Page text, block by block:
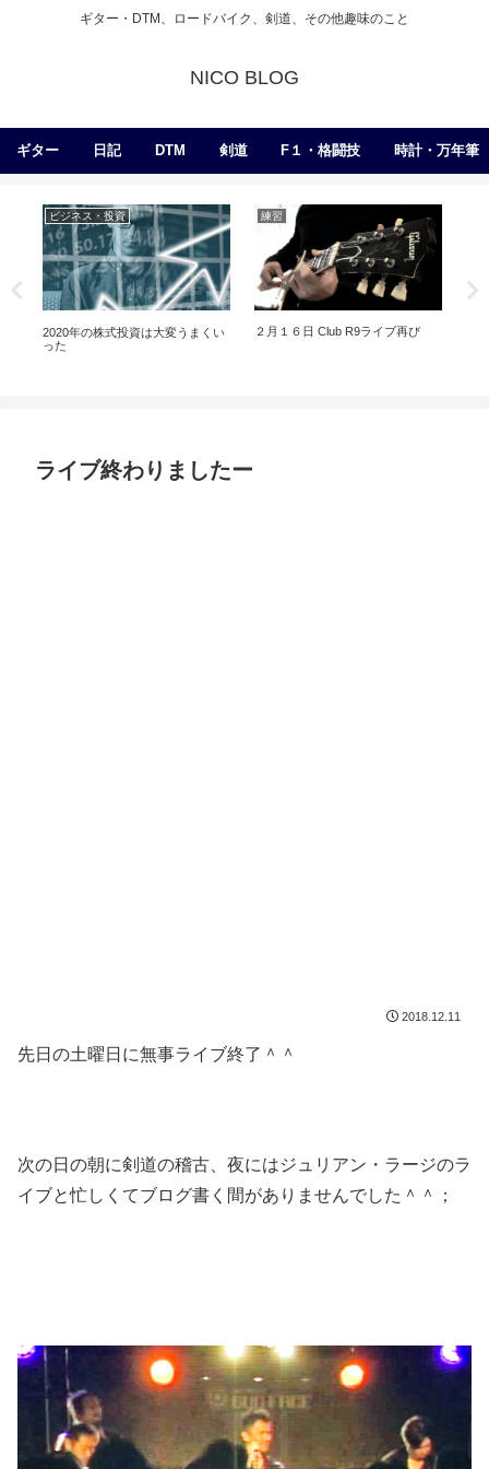
ギター・DTM、ロードバイク、剣道、その他趣味のこと
NICO BLOG
ギター 日記 DTM 剣道 F１・格闘技 時計・万年筆
ビジネス・投資
2020年の株式投資は大変うまくい
った
練習
２月１６日 Club R9ライブ再び
ライブ終わりましたー
2018.12.11
先日の土曜日に無事ライブ終了＾＾
次の日の朝に剣道の稽古、夜にはジュリアン・ラージのラ
イブと忙しくてブログ書く間がありませんでした＾＾；